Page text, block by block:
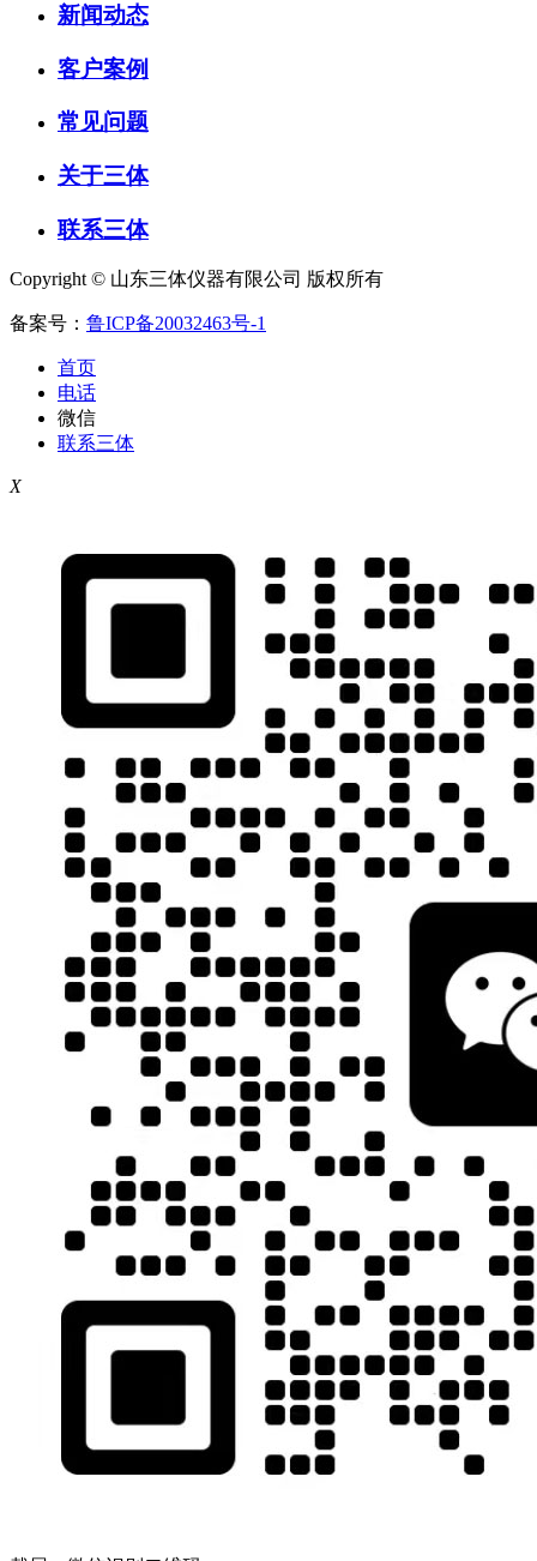
新闻动态
客户案例
常见问题
关于三体
联系三体
Copyright © 山东三体仪器有限公司 版权所有
备案号： 鲁ICP备20032463号-1
首页
电话
微信
联系三体
X